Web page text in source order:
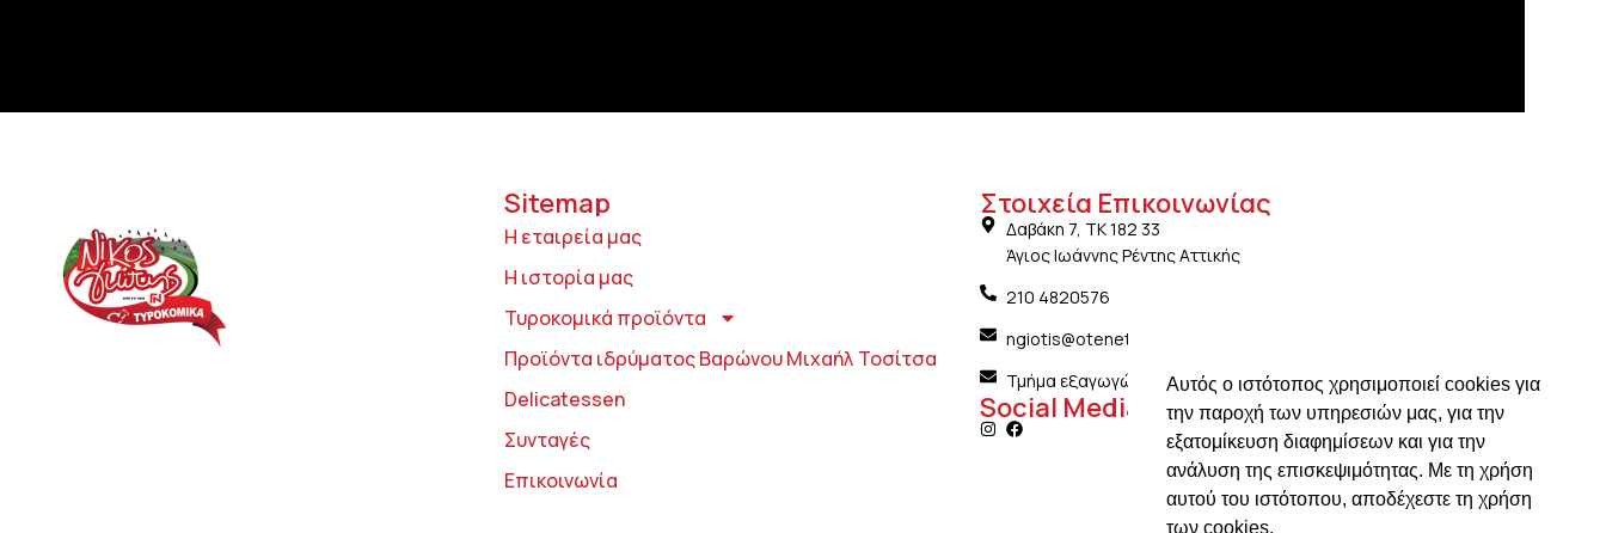
Αυτός ο ιστότοπος χρησιμοποιεί cookies για
την παροχή των υπηρεσιών μας, για την
εξατομίκευση διαφημίσεων και για την
ανάλυση της επισκεψιμότητας. Με τη χρήση
αυτού του ιστότοπου, αποδέχεστε τη χρήση
των cookies.
Sitemap
Η εταιρεία μας
Η ιστορία μας
Τυροκομικά προϊόντα
Προϊόντα ιδρύματος Βαρώνου Μιχαήλ Τοσίτσα
Delicatessen
Συνταγές
Επικοινωνία
Στοιχεία Επικοινωνίας
Δαβάκη 7, ΤΚ 182 33
Άγιος Ιωάννης Ρέντης Αττικής
210 4820576
ngiotis@otenet.gr
Τμήμα εξαγωγών: ngiotis.ike@gmail.com
Social Media